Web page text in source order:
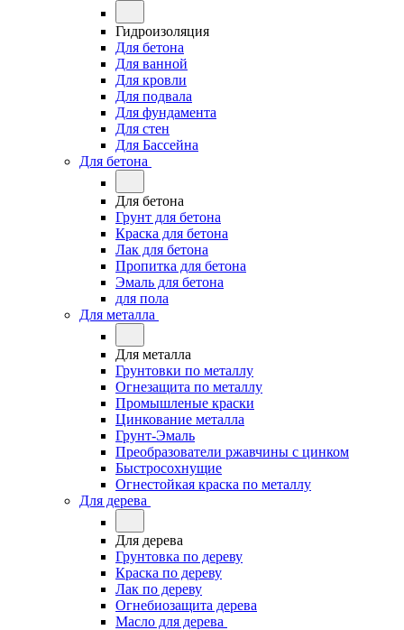
Гидроизоляция
Для бетона
Для ванной
Для кровли
Для подвала
Для фундамента
Для стен
Для Бассейна
Для бетона
Для бетона
Грунт для бетона
Краска для бетона
Лак для бетона
Пропитка для бетона
Эмаль для бетона
для пола
Для металла
Для металла
Грунтовки по металлу
Огнезащита по металлу
Промышленые краски
Цинкование металла
Грунт-Эмаль
Преобразователи ржавчины с цинком
Быстросохнущие
Огнестойкая краска по металлу
Для дерева
Для дерева
Грунтовка по дереву
Краска по дереву
Лак по дереву
Огнебиозащита дерева
Масло для дерева